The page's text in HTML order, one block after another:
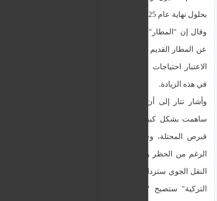
بحلول نهاية عام 2025.
وقال إن "المطار" الجديد في تيمبو، الذي يزيد حجمه
عن المطار القديم بستة أضعاف، وصمم مع الأخذ في
الاعتبار احتياجات المستقبل، يلعب دورا لا جدال فيه
في هذه الزيادة.
وأشار تتار إلى أن هذه التطورات في النقل الجوي
ساهمت بشكل كبير في التقدم الذي أحرزته منطقة
قبرص المحتلة، وخاصة في السياحة والتعليم، على
الرغم من الحظر والعزلة المزعومة، وزعم أن أهمية
النقل الجوي ستزداد أكثر وأن "جمهورية شمال قبرص
التركية" ستصبح "دولة نجمة الوطن الأزرق وشرق